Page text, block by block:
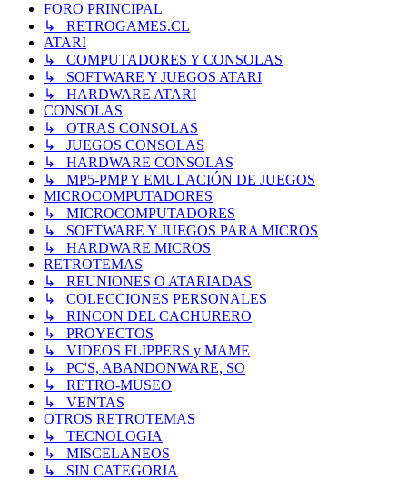
FORO PRINCIPAL
↳ RETROGAMES.CL
ATARI
↳ COMPUTADORES Y CONSOLAS
↳ SOFTWARE Y JUEGOS ATARI
↳ HARDWARE ATARI
CONSOLAS
↳ OTRAS CONSOLAS
↳ JUEGOS CONSOLAS
↳ HARDWARE CONSOLAS
↳ MP5-PMP Y EMULACIÓN DE JUEGOS
MICROCOMPUTADORES
↳ MICROCOMPUTADORES
↳ SOFTWARE Y JUEGOS PARA MICROS
↳ HARDWARE MICROS
RETROTEMAS
↳ REUNIONES O ATARIADAS
↳ COLECCIONES PERSONALES
↳ RINCON DEL CACHURERO
↳ PROYECTOS
↳ VIDEOS FLIPPERS y MAME
↳ PC'S, ABANDONWARE, SO
↳ RETRO-MUSEO
↳ VENTAS
OTROS RETROTEMAS
↳ TECNOLOGIA
↳ MISCELANEOS
↳ SIN CATEGORIA